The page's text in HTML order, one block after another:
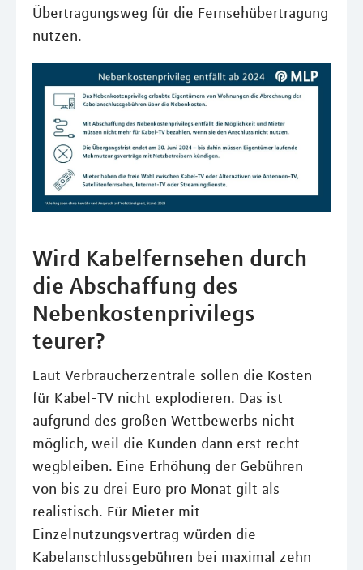
Übertragungsweg für die Fernsehübertragung
nutzen.
Wird Kabelfernsehen durch
die Abschaffung des
Nebenkostenprivilegs
teurer?
Laut Verbraucherzentrale sollen die Kosten
für Kabel-TV nicht explodieren. Das ist
aufgrund des großen Wettbewerbs nicht
möglich, weil die Kunden dann erst recht
wegbleiben. Eine Erhöhung der Gebühren
von bis zu drei Euro pro Monat gilt als
realistisch. Für Mieter mit
Einzelnutzungsvertrag würden die
Kabelanschlussgebühren bei maximal zehn